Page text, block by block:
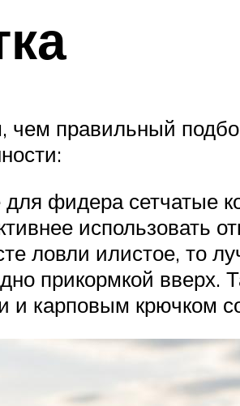
правильный
фидера сетчатые
использовать
ловли илистое, то
прикормкой
и карповым крючком